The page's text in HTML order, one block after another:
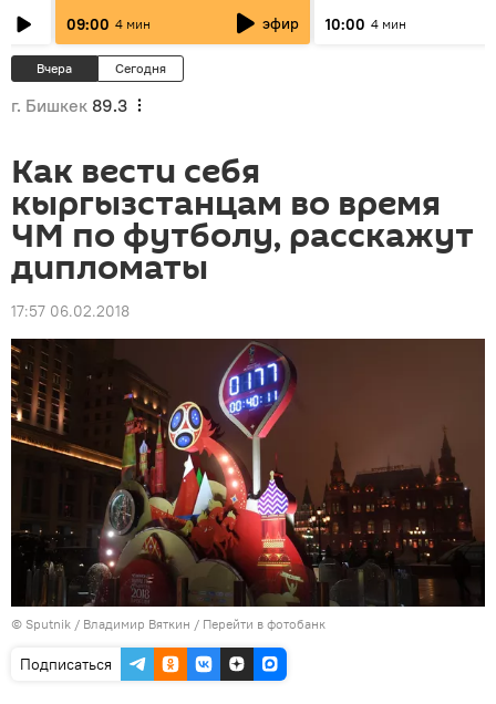
09:00 4 мин эфир
10:00 4 мин
Вчера Сегодня
г. Бишкек 89.3
Как вести себя
кыргызстанцам во время
ЧМ по футболу, расскажут
дипломаты
17:57 06.02.2018
© Sputnik / Владимир Вяткин / Перейти в фотобанк
Подписаться